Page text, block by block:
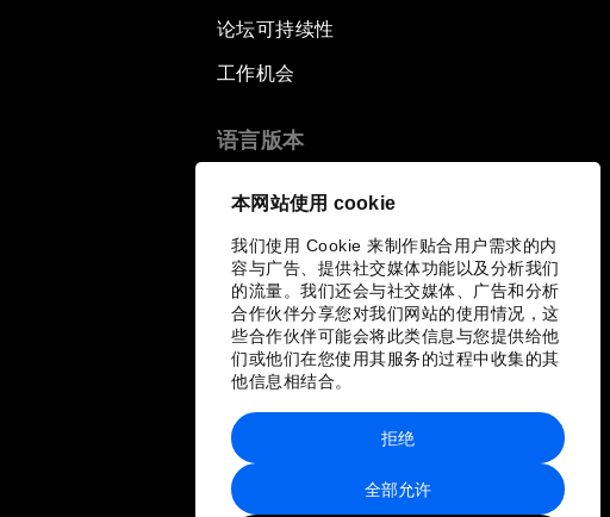
本网站使用 cookie
我们使用 Cookie 来制作贴合用户需求的内
容与广告、提供社交媒体功能以及分析我们
的流量。我们还会与社交媒体、广告和分析
合作伙伴分享您对我们网站的使用情况，这
些合作伙伴可能会将此类信息与您提供给他
们或他们在您使用其服务的过程中收集的其
他信息相结合。
全部允许
拒绝
论坛可持续性
工作机会
语言版本